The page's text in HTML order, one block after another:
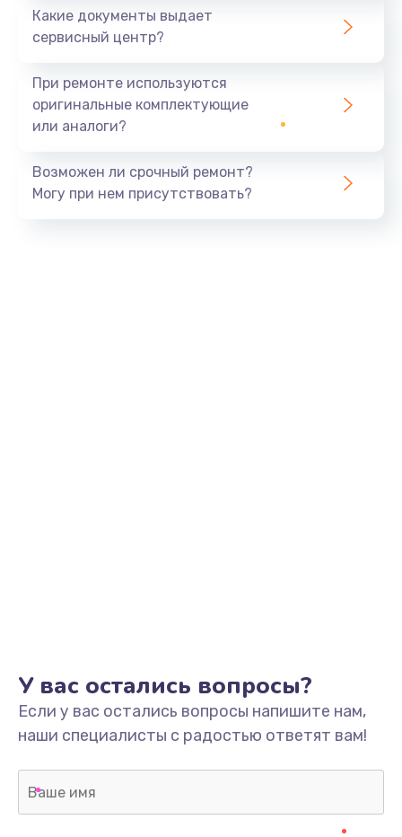
Какие документы выдает
сервисный центр?
При ремонте используются
оригинальные комплектующие
или аналоги?
Возможен ли срочный ремонт?
Могу при нем присутствовать?
У вас остались вопросы?
Если у вас остались вопросы напишите нам,
наши специалисты с радостью ответят вам!